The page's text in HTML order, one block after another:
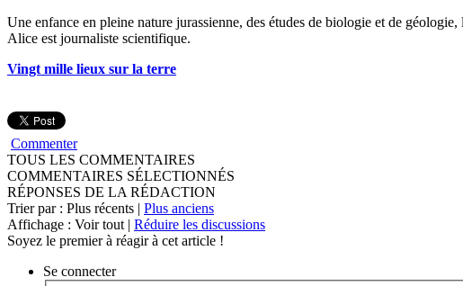
Une enfance en pleine nature jurassienne, des études de biologie et de
Alice est journaliste scientifique.
Vingt mille lieux sur la terre
Commenter
TOUS LES COMMENTAIRES
COMMENTAIRES SÉLECTIONNÉS
RÉPONSES DE LA RÉDACTION
Trier par : Plus récents | Plus anciens
Affichage : Voir tout | Réduire les discussions
Soyez le premier à réagir à cet article !
Se connecter